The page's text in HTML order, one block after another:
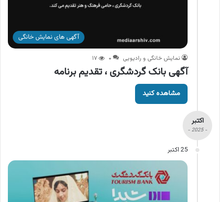
آگهی های نمایش خانگی
نمایش خانگی و رادیویی ۰ ۱۷
آگهی بانک گردشگری ، تقدیم برنامه
مشاهده کنید
اکتبر
- 2025 -
25 اکتبر